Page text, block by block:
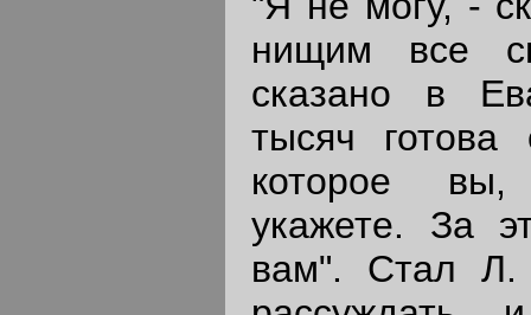
нищим все
сказано в
тысяч
которое
укажете. За
вам". Стал